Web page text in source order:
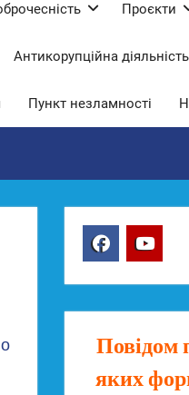
Проєкти
Антикорупційна діяльність
Пункт незламності
Повідом
яких